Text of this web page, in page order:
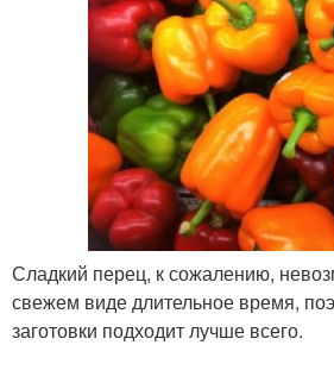
Сладкий перец, к сожалению,
свежем виде длительное время,
заготовки подходит лучше всего.